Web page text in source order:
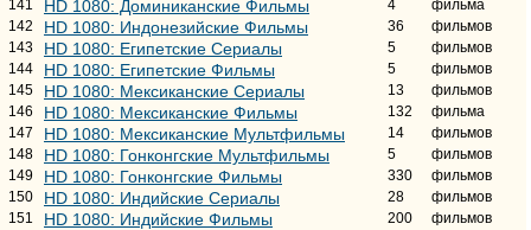
141
HD 1080: Доминиканские Фильмы 4
фильма
142
HD 1080: Индонезийские Фильмы 36
фильмов
143
HD 1080: Египетские Сериалы 5
фильмов
144
HD 1080: Египетские Фильмы 5
фильмов
145
HD 1080: Мексиканские Сериалы 13
фильмов
146
HD 1080: Мексиканские Фильмы 132
фильма
147
HD 1080: Мексиканские Мультфильмы 14
фильмов
148
HD 1080: Гонконгские Мультфильмы 5
фильмов
149
HD 1080: Гонконгские Фильмы 330
фильмов
150
HD 1080: Индийские Сериалы 28
фильмов
151
HD 1080: Индийские Фильмы 200
фильмов